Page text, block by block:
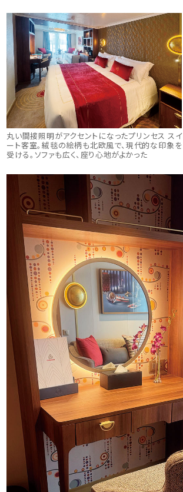
丸い間接照明がアクセントになったプリンセス スイ
ート客室。絨毯の絵柄も北欧風で、現代的な印象を
受ける。ソファも広く、座り心地がよかった